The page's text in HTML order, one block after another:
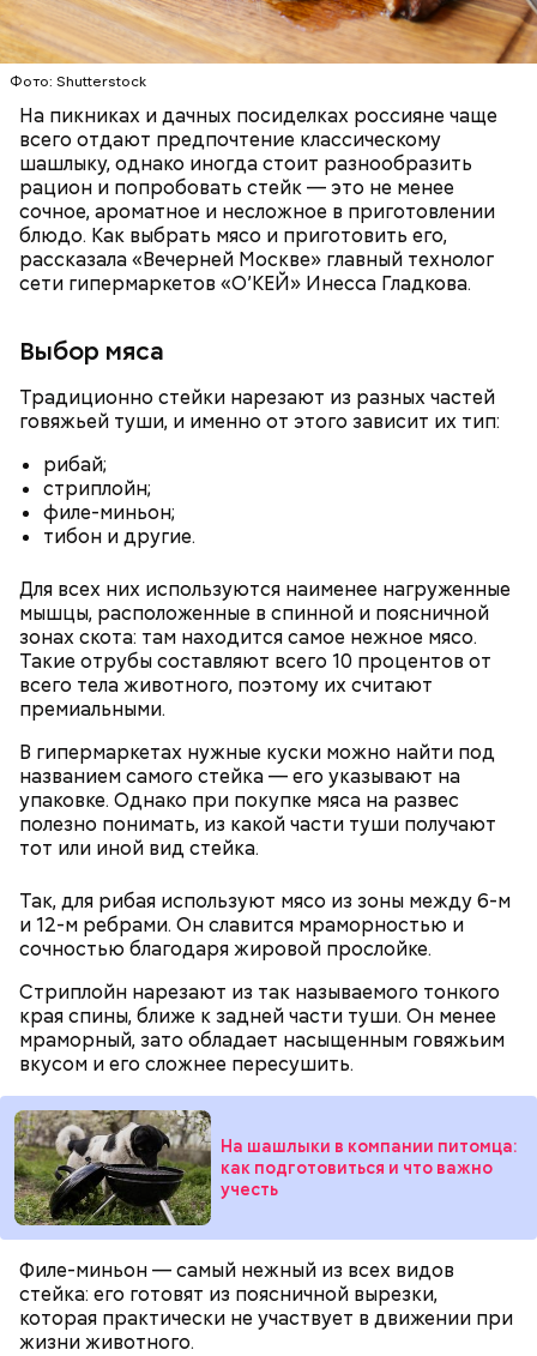
Фото: Shutterstock
На пикниках и дачных посиделках россияне чаще
всего отдают предпочтение классическому
шашлыку, однако иногда стоит разнообразить
рацион и попробовать стейк — это не менее
сочное, ароматное и несложное в приготовлении
блюдо. Как выбрать мясо и приготовить его,
рассказала «Вечерней Москве» главный технолог
сети гипермаркетов «О’КЕЙ» Инесса Гладкова.
Выбор мяса
Традиционно стейки нарезают из разных частей
говяжьей туши, и именно от этого зависит их тип:
рибай;
стриплойн;
филе-миньон;
тибон и другие.
Для всех них используются наименее нагруженные
мышцы, расположенные в спинной и поясничной
зонах скота: там находится самое нежное мясо.
Такие отрубы составляют всего 10 процентов от
всего тела животного, поэтому их считают
премиальными.
В гипермаркетах нужные куски можно найти под
названием самого стейка — его указывают на
упаковке. Однако при покупке мяса на развес
полезно понимать, из какой части туши получают
тот или иной вид стейка.
Так, для рибая используют мясо из зоны между 6-м
и 12-м ребрами. Он славится мраморностью и
сочностью благодаря жировой прослойке.
Стриплойн нарезают из так называемого тонкого
края спины, ближе к задней части туши. Он менее
мраморный, зато обладает насыщенным говяжьим
вкусом и его сложнее пересушить.
На шашлыки в компании питомца:
как подготовиться и что важно
учесть
Филе-миньон — самый нежный из всех видов
стейка: его готовят из поясничной вырезки,
которая практически не участвует в движении при
жизни животного.